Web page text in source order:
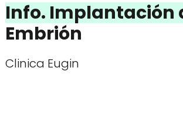
Info. Implantación
Embrión
Clinica Eugin